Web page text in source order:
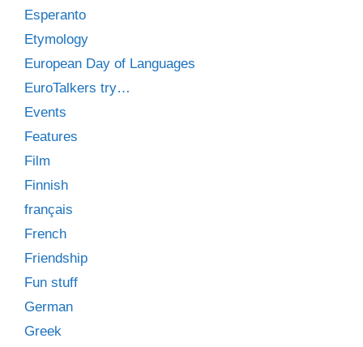
Esperanto
Etymology
European Day of Languages
EuroTalkers try…
Events
Features
Film
Finnish
français
French
Friendship
Fun stuff
German
Greek